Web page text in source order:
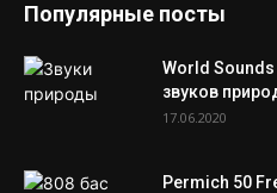
Популярные посты
World
звуков
17.06.2020
Permich 50